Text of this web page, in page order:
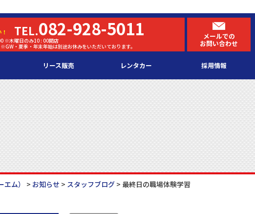
TEL.082-928-5011
※木曜日のみ10 : 00開店
・夏季・年末年始は別途お休みをいただいております。
メールでの
お問い合わせ
リース販売 レンタカー 採用情報
ム） > お知らせ > スタッフブログ > 最終日の職場体験学習